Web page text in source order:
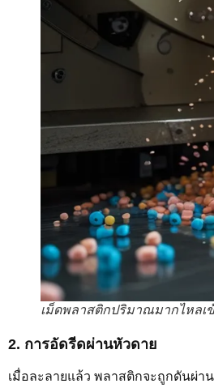
เม็ดพลาสติกปริมาณมากไหลเ
2. การอัดรีดผ่านหัวดาย
เมื่อละลายแล้ว พลาสติกจะถูกดันผ่าน